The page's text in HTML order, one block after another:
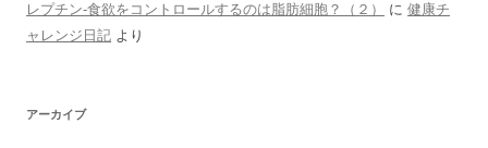
レプチン-食欲をコントロールするのは脂肪細胞？（２）
に 健康チ
ャレンジ日記 より
アーカイブ